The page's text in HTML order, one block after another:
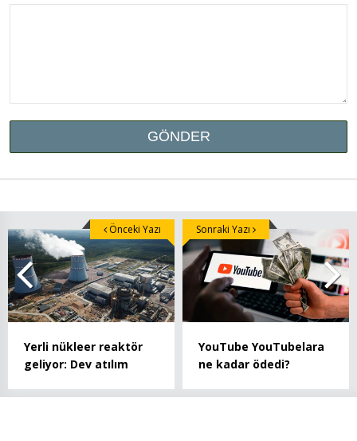
Yerli nükleer reaktör
geliyor: Dev atılım
Önceki Yazı
YouTube YouTubelara
ne kadar ödedi?
Sonraki Yazı